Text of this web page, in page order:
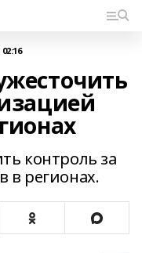
контроль за
в регионах.